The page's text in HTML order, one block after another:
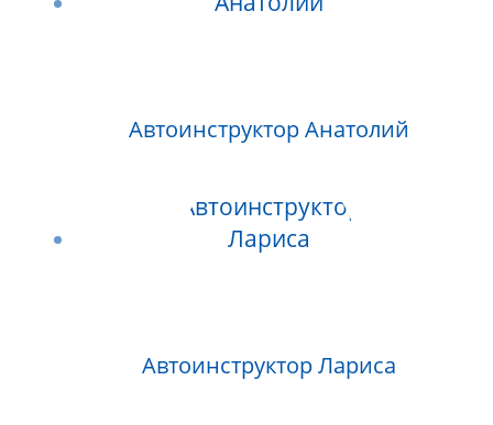
Автоинструктор Анатолий
Автоинструктор Лариса